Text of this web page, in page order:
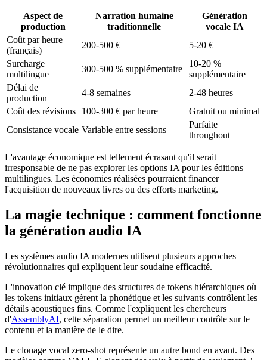
Aspect de
production
Narration humaine
traditionnelle
Génération
vocale IA
Coût par heure
(français)
200-500 €
5-20 €
Surcharge
multilingue
300-500 % supplémentaire
10-20 %
supplémentaire
Délai de
production
4-8 semaines
2-48 heures
Coût des révisions
100-300 € par heure
Gratuit ou minimal
Consistance vocale Variable entre sessions
Parfaite
throughout
L'avantage économique est tellement écrasant qu'il serait
irresponsable de ne pas explorer les options IA pour les éditions
multilingues. Les économies réalisées pourraient financer
l'acquisition de nouveaux livres ou des efforts marketing.
La magie technique : comment fonctionne
la génération audio IA
Les systèmes audio IA modernes utilisent plusieurs approches
révolutionnaires qui expliquent leur soudaine efficacité.
L'innovation clé implique des structures de tokens hiérarchiques où
les tokens initiaux gèrent la phonétique et les suivants contrôlent les
détails acoustiques fins. Comme l'expliquent les chercheurs
d'AssemblyAI, cette séparation permet un meilleur contrôle sur le
contenu et la manière de le dire.
Le clonage vocal zero-shot représente un autre bond en avant. Des